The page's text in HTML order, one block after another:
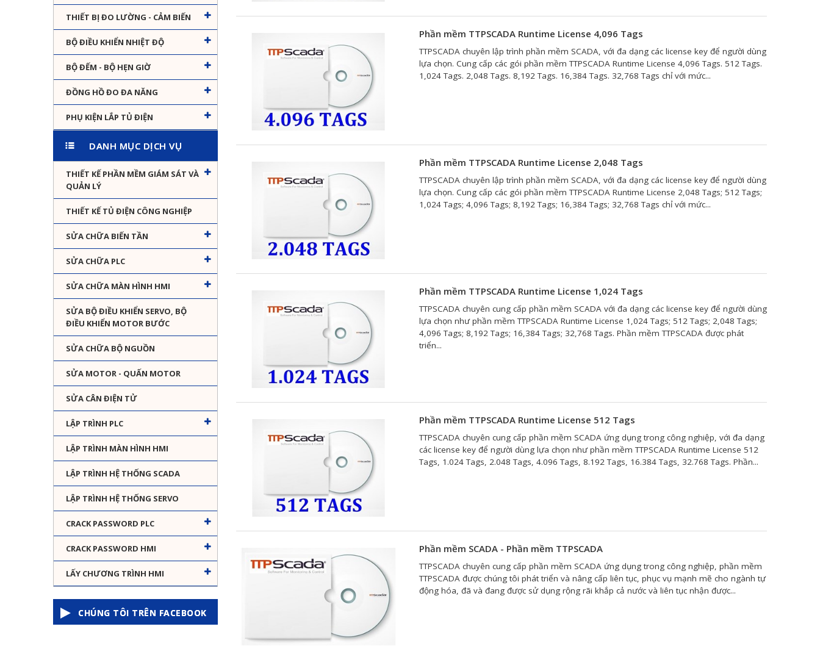
THIẾT BỊ ĐO LƯỜNG - CẢM BIẾN
BỘ ĐIỀU KHIỂN NHIỆT ĐỘ
BỘ ĐẾM - BỘ HẸN GIỜ
ĐỒNG HỒ ĐO ĐA NĂNG
PHỤ KIỆN LẮP TỦ ĐIỆN
DANH MỤC DỊCH VỤ
THIẾT KẾ PHẦN MỀM GIÁM SÁT VÀ
QUẢN LÝ
THIẾT KẾ TỦ ĐIỆN CÔNG NGHIỆP
SỬA CHỮA BIẾN TẦN
SỬA CHỮA PLC
SỬA CHỮA MÀN HÌNH HMI
SỬA BỘ ĐIỀU KHIỂN SERVO, BỘ
ĐIỀU KHIỂN MOTOR BƯỚC
SỬA CHỮA BỘ NGUỒN
SỬA MOTOR - QUẤN MOTOR
SỬA CÂN ĐIỆN TỬ
LẬP TRÌNH PLC
LẬP TRÌNH MÀN HÌNH HMI
LẬP TRÌNH HỆ THỐNG SCADA
LẬP TRÌNH HỆ THỐNG SERVO
CRACK PASSWORD PLC
CRACK PASSWORD HMI
LẤY CHƯƠNG TRÌNH HMI
CHÚNG TÔI TRÊN FACEBOOK
Phần mềm TTPSCADA Runtime License 4,096 Tags
TTPSCADA chuyên lập trình phần mềm SCADA, với đa dạng các license key để người dùng
lựa chọn. Cung cấp các gói phần mềm TTPSCADA Runtime License 4,096 Tags. 512 Tags.
1,024 Tags. 2,048 Tags. 8,192 Tags. 16,384 Tags. 32,768 Tags chỉ với mức...
Phần mềm TTPSCADA Runtime License 2,048 Tags
TTPSCADA chuyên lập trình phần mềm SCADA, với đa dạng các license key để người dùng
lựa chọn. Cung cấp các gói phần mềm TTPSCADA Runtime License 2,048 Tags; 512 Tags;
1,024 Tags; 4,096 Tags; 8,192 Tags; 16,384 Tags; 32,768 Tags chỉ với mức...
Phần mềm TTPSCADA Runtime License 1,024 Tags
TTPSCADA chuyên cung cấp phần mềm SCADA với đa dạng các license key để người dùng
lựa chọn như phần mềm TTPSCADA Runtime License 1,024 Tags; 512 Tags; 2,048 Tags;
4,096 Tags; 8,192 Tags; 16,384 Tags; 32,768 Tags. Phần mềm TTPSCADA được phát
triển...
Phần mềm TTPSCADA Runtime License 512 Tags
TTPSCADA chuyên cung cấp phần mềm SCADA ứng dụng trong công nghiệp, với đa dạng
các license key để người dùng lựa chọn như phần mềm TTPSCADA Runtime License 512
Tags, 1.024 Tags, 2.048 Tags, 4.096 Tags, 8.192 Tags, 16.384 Tags, 32.768 Tags. Phần...
Phần mềm SCADA - Phần mềm TTPSCADA
TTPSCADA chuyên cung cấp phần mềm SCADA ứng dụng trong công nghiệp, phần mềm
TTPSCADA được chúng tôi phát triển và nâng cấp liên tục, phục vụ mạnh mẽ cho ngành tự
động hóa, đã và đang được sử dụng rộng rãi khắp cả nước và liên tục nhận được...